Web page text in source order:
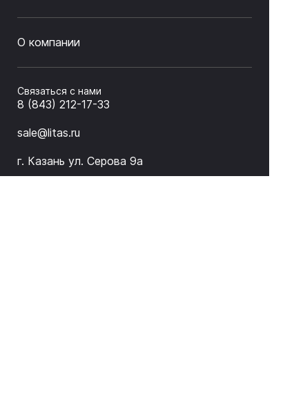
О компании
Связаться с нами
8 (843) 212-17-33
sale@litas.ru
г. Казань ул. Серова 9а